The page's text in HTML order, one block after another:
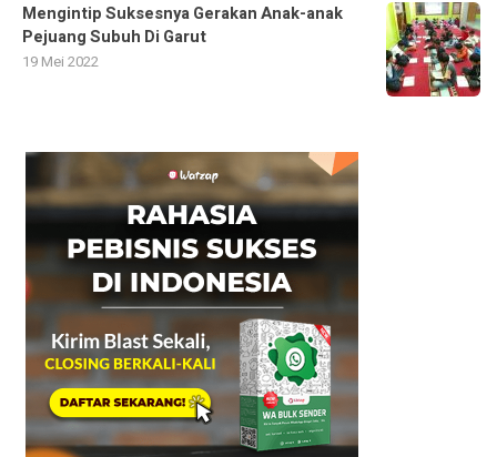
Mengintip Suksesnya Gerakan Anak-anak
Pejuang Subuh Di Garut
19 Mei 2022